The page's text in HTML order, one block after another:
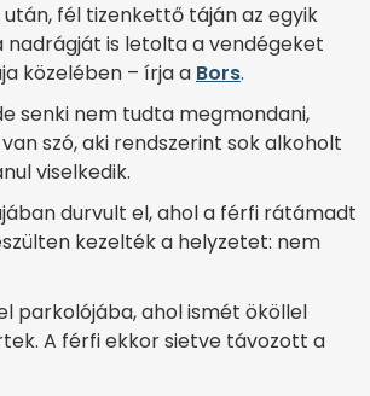
fél tizenkettő táján az egyik
nadrágját is letolta a vendégeket
közelében – írja a Bors.
senki nem tudta megmondani,
szó, aki rendszerint sok alkoholt
viselkedik.
durvult el, ahol a férfi rátámadt
kezelték a helyzetet: nem
parkolójába, ahol ismét ököllel
A férfi ekkor sietve távozott a